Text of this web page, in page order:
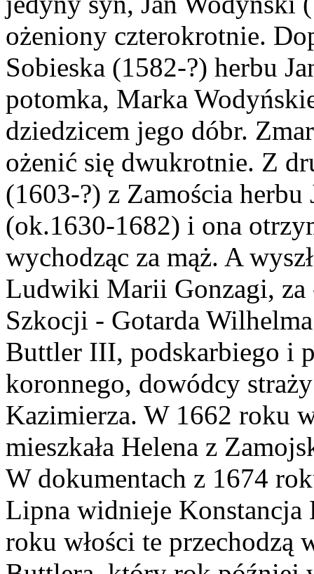
ożeniony czterokrotnie.
Sobieska (1582-?) herbu
potomka, Marka
dziedzicem jego dóbr.
ożenić się dwukrotnie. Z
(1603-?) z Zamościa
(ok.1630-1682) i ona
wychodząc za mąż. A
Ludwiki Marii Gonzagi, za
Szkocji - Gotarda
Buttler III, podskarbiego i
koronnego, dowódcy
Kazimierza. W 1662 roku
mieszkała Helena z
W dokumentach z 1674
Lipna widnieje
roku włości te przechodzą